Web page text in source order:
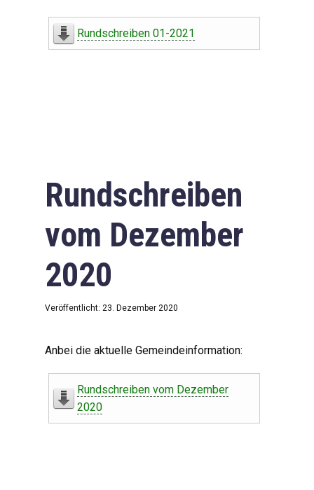
Rundschreiben 01-2021
Rundschreiben
vom Dezember
2020
Veröffentlicht: 23. Dezember 2020
Anbei die aktuelle Gemeindeinformation:
Rundschreiben vom Dezember
2020